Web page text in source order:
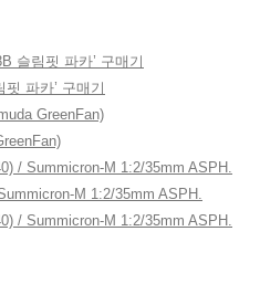
슬림핏 파카’ 구매기
파카’ 구매기
GreenFan)
/ Summicron-M 1:2/35mm ASPH.
M 1:2/35mm ASPH.
/ Summicron-M 1:2/35mm ASPH.